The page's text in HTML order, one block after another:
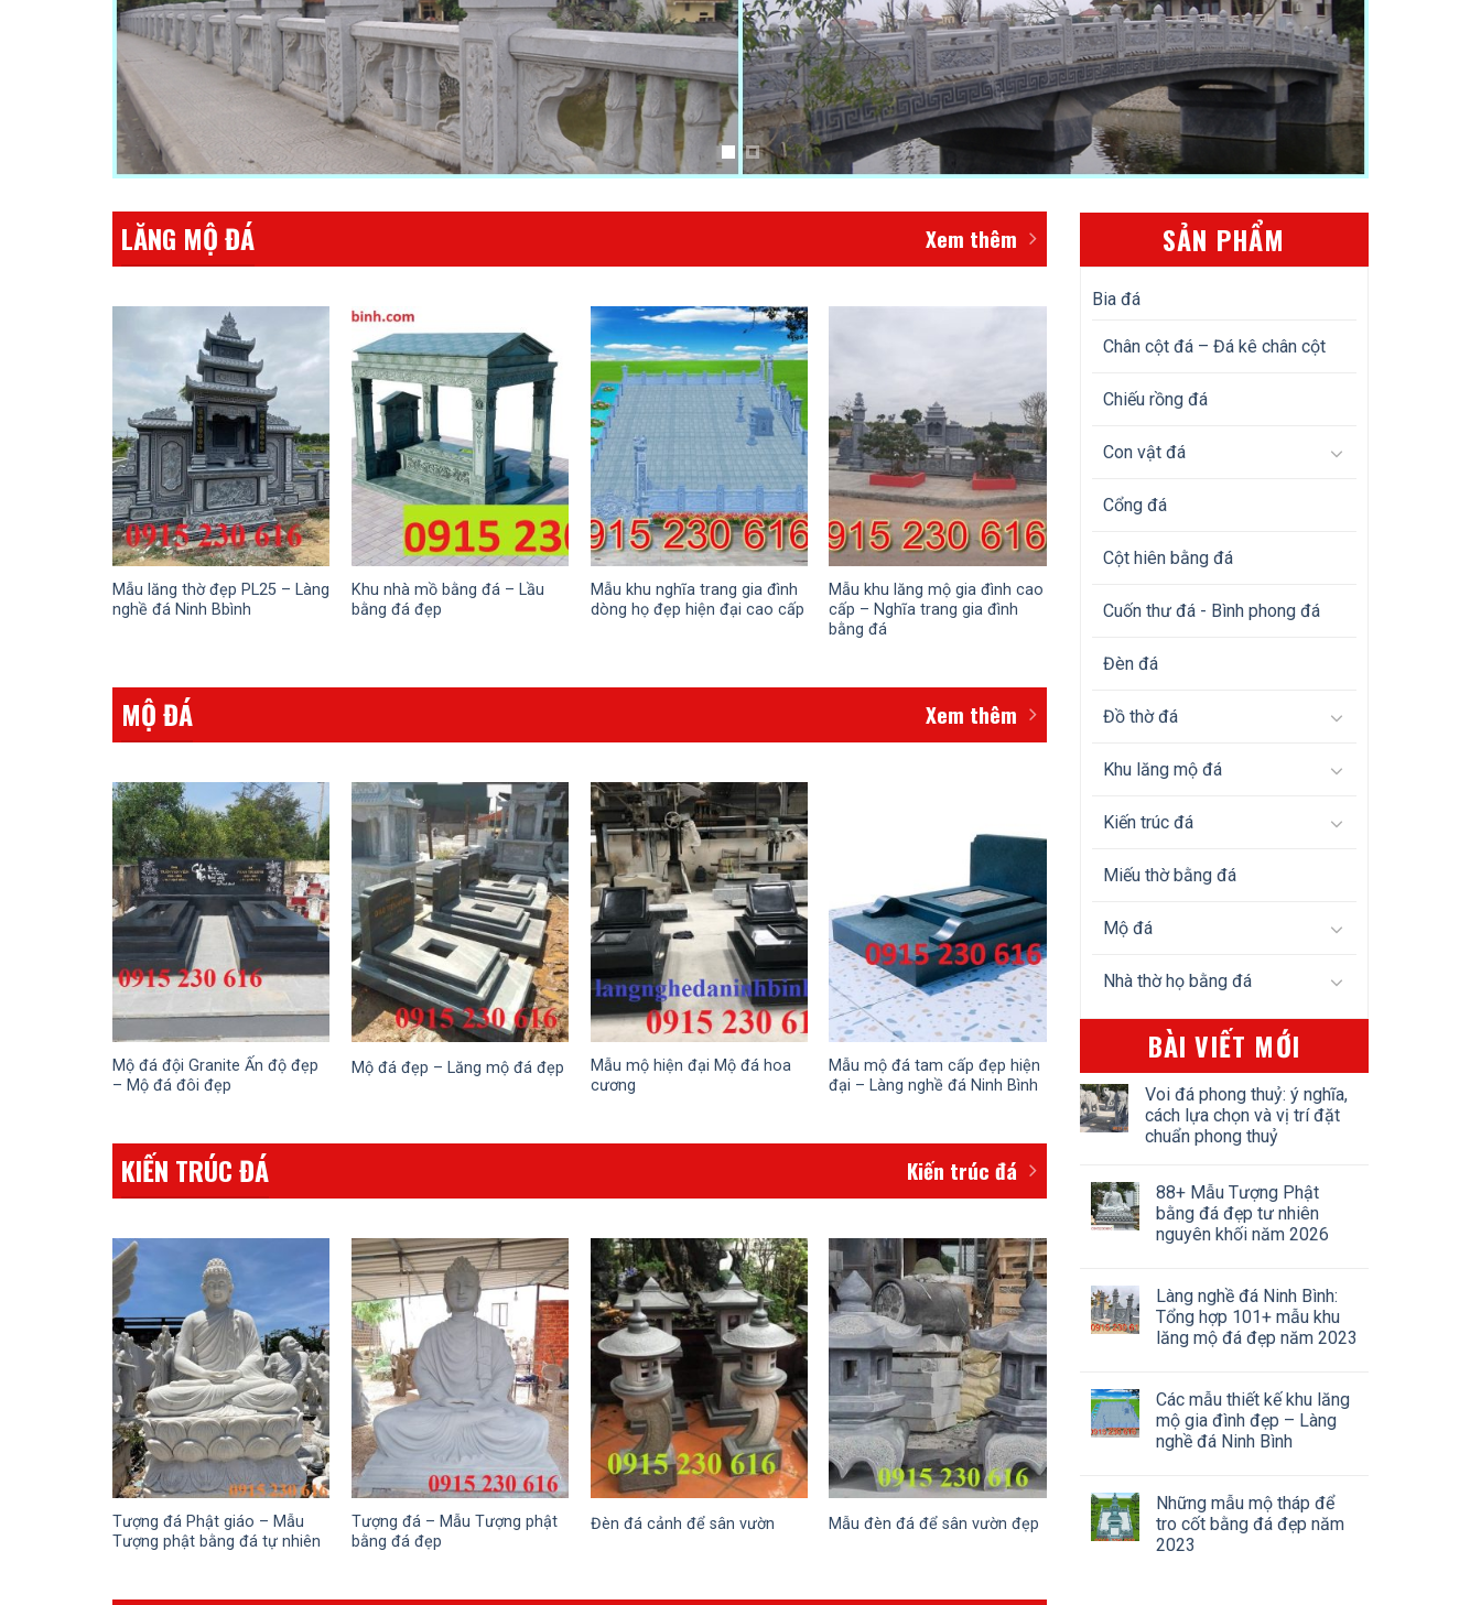
LĂNG MỘ ĐÁ Xem thêm
Mẫu lăng thờ đẹp PL25 – Làng
nghề đá Ninh Bbình
Khu nhà mồ bằng đá – Lầu
bằng đá đẹp
Mẫu khu nghĩa trang gia đình
dòng họ đẹp hiện đại cao cấp
Mẫu khu lăng mộ gia đình cao
cấp – Nghĩa trang gia đình
bằng đá
MỘ ĐÁ Xem thêm
Mộ đá đội Granite Ấn độ đẹp
– Mộ đá đôi đẹp
Mộ đá đẹp – Lăng mộ đá đẹp
Mẫu mộ hiện đại Mộ đá hoa
cương
Mẫu mộ đá tam cấp đẹp hiện
đại – Làng nghề đá Ninh Bình
KIẾN TRÚC ĐÁ Kiến trúc đá
Tượng đá Phật giáo – Mẫu
Tượng phật bằng đá tự nhiên
Tượng đá – Mẫu Tượng phật
bằng đá đẹp
Đèn đá cảnh để sân vườn Mẫu đèn đá để sân vườn đẹp
SẢN PHẨM
Bia đá
Chân cột đá – Đá kê chân cột
Chiếu rồng đá
Con vật đá
Cổng đá
Cột hiên bằng đá
Cuốn thư đá - Bình phong đá
Đèn đá
Đồ thờ đá
Khu lăng mộ đá
Kiến trúc đá
Miếu thờ bằng đá
Mộ đá
Nhà thờ họ bằng đá
BÀI VIẾT MỚI
Voi đá phong thuỷ: ý nghĩa,
cách lựa chọn và vị trí đặt
chuẩn phong thuỷ
88+ Mẫu Tượng Phật
bằng đá đẹp tư nhiên
nguyên khối năm 2026
Làng nghề đá Ninh Bình:
Tổng hợp 101+ mẫu khu
lăng mộ đá đẹp năm 2023
Các mẫu thiết kế khu lăng
mộ gia đình đẹp – Làng
nghề đá Ninh Bình
Những mẫu mộ tháp để
tro cốt bằng đá đẹp năm
2023